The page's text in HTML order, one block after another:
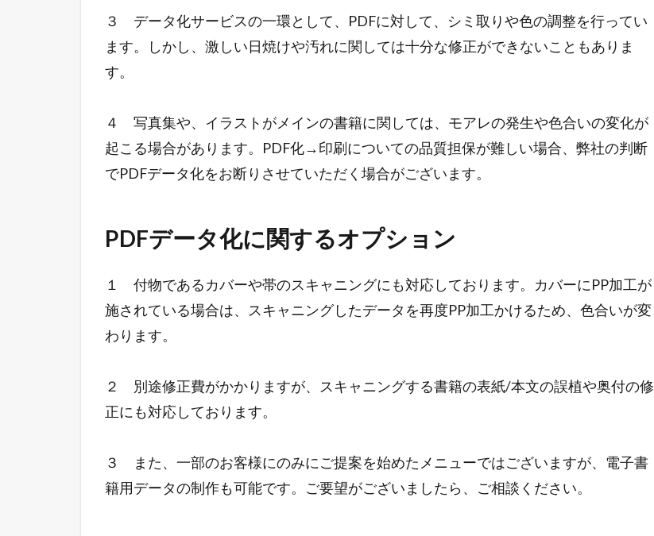
３ データ化サービスの一環として、PDFに対して、シミ取りや色の調整を行ってい
ます。しかし、激しい日焼けや汚れに関しては十分な修正ができないこともありま
す。
４ 写真集や、イラストがメインの書籍に関しては、モアレの発生や色合いの変化が
起こる場合があります。PDF化→印刷についての品質担保が難しい場合、弊社の判断
でPDFデータ化をお断りさせていただく場合がございます。
PDFデータ化に関するオプション
１ 付物であるカバーや帯のスキャニングにも対応しております。カバーにPP加工が
施されている場合は、スキャニングしたデータを再度PP加工かけるため、色合いが変
わります。
２ 別途修正費がかかりますが、スキャニングする書籍の表紙/本文の誤植や奥付の修
正にも対応しております。
３ また、一部のお客様にのみにご提案を始めたメニューではございますが、電子書
籍用データの制作も可能です。ご要望がございましたら、ご相談ください。